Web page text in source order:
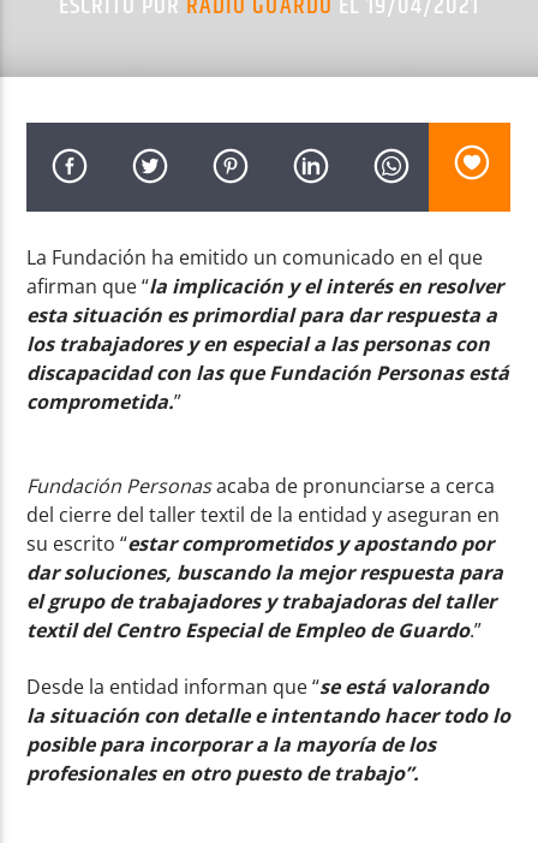
Radio AMGu
La Fundación ha emitido un comunicado en el que
afirman que “la implicación y el interés en resolver
esta situación es primordial para dar respuesta a
los trabajadores y en especial a las personas con
discapacidad con las que Fundación Personas está
comprometida.”
Fundación Personasacaba de pronunciarse a cerca
del cierre del taller textil de la entidad y aseguran en
su escrito “estar comprometidos y apostando por
dar soluciones, buscando la mejor respuesta para
el grupo de trabajadores y trabajadoras del taller
textil del Centro Especial de Empleo de Guardo.”
Desde la entidad informan que “se está valorando
la situación con detalle e intentando hacer todo lo
posible para incorporar a la mayoría de los
profesionales en otro puesto de trabajo”.